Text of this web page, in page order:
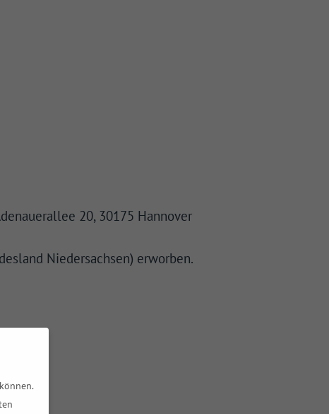
20, 30175 Hannover
Niedersachsen) erworben.